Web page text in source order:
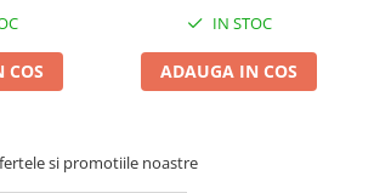
COS
IN STOC
ADAUGA IN COS
si promotiile noastre